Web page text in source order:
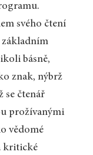
svého čtení
základním
básně,
znak, nýbrž
se čtenář
prožívanými
vědomé
kritické